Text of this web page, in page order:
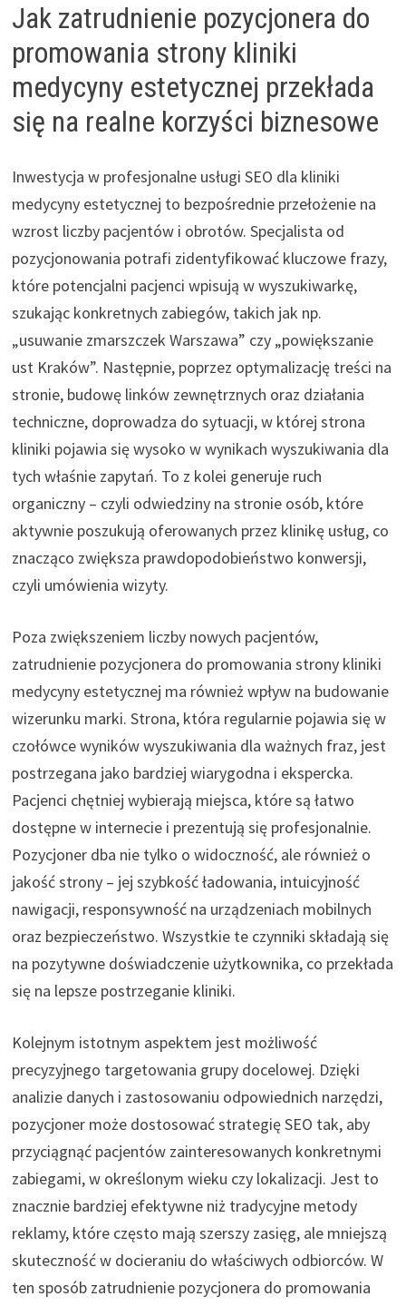
Jak zatrudnienie pozycjonera do
promowania strony kliniki
medycyny estetycznej przekłada
się na realne korzyści biznesowe
Inwestycja w profesjonalne usługi SEO dla kliniki
medycyny estetycznej to bezpośrednie przełożenie na
wzrost liczby pacjentów i obrotów. Specjalista od
pozycjonowania potrafi zidentyfikować kluczowe frazy,
które potencjalni pacjenci wpisują w wyszukiwarkę,
szukając konkretnych zabiegów, takich jak np.
„usuwanie zmarszczek Warszawa” czy „powiększanie
ust Kraków”. Następnie, poprzez optymalizację treści na
stronie, budowę linków zewnętrznych oraz działania
techniczne, doprowadza do sytuacji, w której strona
kliniki pojawia się wysoko w wynikach wyszukiwania dla
tych właśnie zapytań. To z kolei generuje ruch
organiczny – czyli odwiedziny na stronie osób, które
aktywnie poszukują oferowanych przez klinikę usług, co
znacząco zwiększa prawdopodobieństwo konwersji,
czyli umówienia wizyty.
Poza zwiększeniem liczby nowych pacjentów,
zatrudnienie pozycjonera do promowania strony kliniki
medycyny estetycznej ma również wpływ na budowanie
wizerunku marki. Strona, która regularnie pojawia się w
czołówce wyników wyszukiwania dla ważnych fraz, jest
postrzegana jako bardziej wiarygodna i ekspercka.
Pacjenci chętniej wybierają miejsca, które są łatwo
dostępne w internecie i prezentują się profesjonalnie.
Pozycjoner dba nie tylko o widoczność, ale również o
jakość strony – jej szybkość ładowania, intuicyjność
nawigacji, responsywność na urządzeniach mobilnych
oraz bezpieczeństwo. Wszystkie te czynniki składają się
na pozytywne doświadczenie użytkownika, co przekłada
się na lepsze postrzeganie kliniki.
Kolejnym istotnym aspektem jest możliwość
precyzyjnego targetowania grupy docelowej. Dzięki
analizie danych i zastosowaniu odpowiednich narzędzi,
pozycjoner może dostosować strategię SEO tak, aby
przyciągnąć pacjentów zainteresowanych konkretnymi
zabiegami, w określonym wieku czy lokalizacji. Jest to
znacznie bardziej efektywne niż tradycyjne metody
reklamy, które często mają szerszy zasięg, ale mniejszą
skuteczność w docieraniu do właściwych odbiorców. W
ten sposób zatrudnienie pozycjonera do promowania